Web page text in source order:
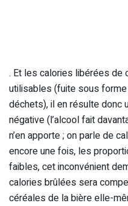
. Et les calories libérées de
utilisables (fuite sous
déchets), il en résulte donc
négative (l’alcool fait
n’en apporte ; on parle de
encore une fois, les
faibles, cet inconvénient
calories brûlées sera
céréales de la bière elle-